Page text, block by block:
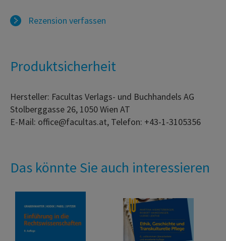
Rezension verfassen
Produktsicherheit
Hersteller: Facultas Verlags- und Buchhandels AG
Stolberggasse 26, 1050 Wien AT
E-Mail: office@facultas.at, Telefon: +43-1-3105356
Das könnte Sie auch interessieren